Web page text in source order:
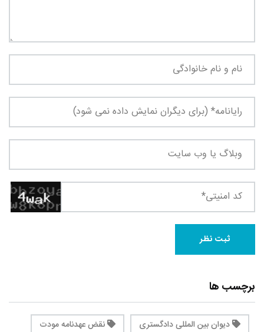
برچسب ها
دیوان بین المللی دادگستری نقض عهدنامه مودت